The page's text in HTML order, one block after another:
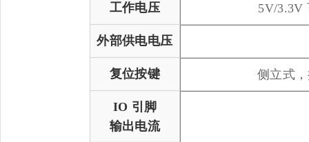
工作电压 5V/3.3V
外部供电电压
复位按键 侧立式
IO 引脚
输出电流